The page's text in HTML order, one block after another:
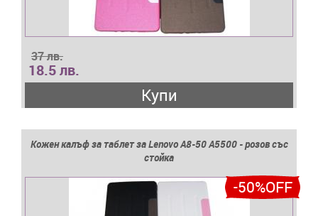
37 лв.
18.5 лв.
Купи
Кожен калъф за таблет за Lenovo A8-50 A5500 - розов със
стойка
-50%OFF